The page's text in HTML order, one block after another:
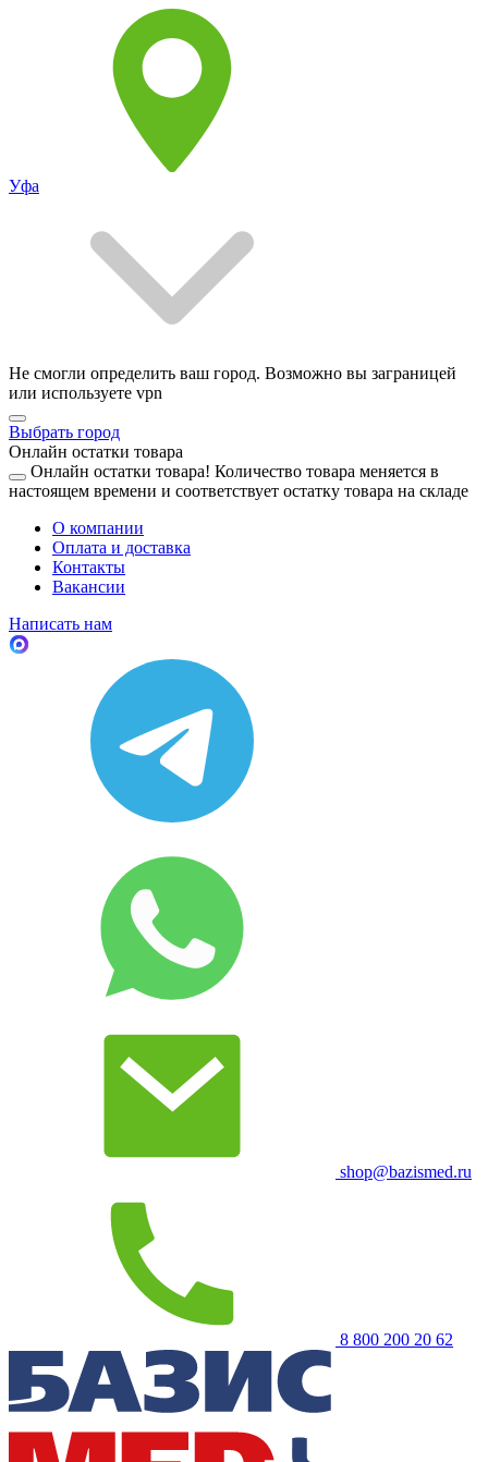
Уфа
Не смогли определить ваш город. Возможно вы заграницей
или используете vpn
Выбрать город
Онлайн остатки товара
Онлайн остатки товара! Количество товара меняется в
настоящем времени и соответствует остатку товара на складе
О компании
Оплата и доставка
Контакты
Вакансии
Написать нам
shop@bazismed.ru
8 800 200 20 62